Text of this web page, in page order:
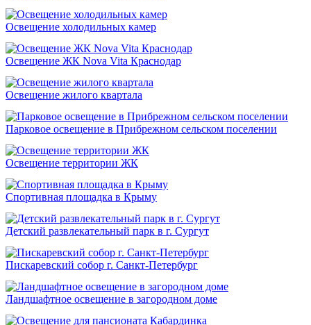
Освещение холодильных камер
Освещение ЖК Nova Vita Краснодар
Освещение жилого квартала
Парковое освещение в Прибрежном сельском поселении
Освещение территории ЖК
Спортивная площадка в Крыму
Детский развлекательный парк в г. Сургут
Пискаревский собор г. Санкт-Петербург
Ландшафтное освещение в загородном доме